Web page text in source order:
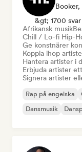
&gt; 1700
Afrikansk musik
Chill / Lo-fi Hip-
Ge konstnärer
Koppla ihop
Hantera artister i
Erbjuda artister
Signera artister
Rap på engelska
Dansmusik